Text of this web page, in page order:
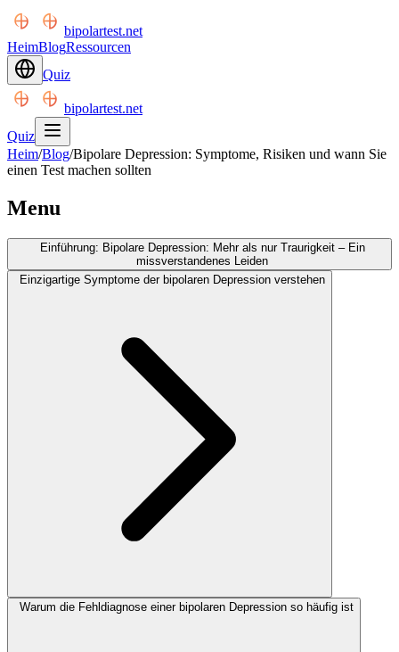
bipolartest.net
HeimBlogRessourcen
Quiz
bipolartest.net
Quiz
Heim/Blog/Bipolare Depression: Symptome, Risiken und wann Sie
einen Test machen sollten
Menu
Einführung: Bipolare Depression: Mehr als nur Traurigkeit – Ein
missverstandenes Leiden
Einzigartige Symptome der bipolaren Depression verstehen
Warum die Fehldiagnose einer bipolaren Depression so häufig ist